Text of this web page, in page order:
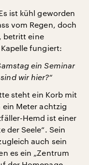
ist kühl geworden
vom Regen, doch
betritt eine
fungiert:
ein Seminar
wir hier?“
steht ein Korb mit
ein Meter achtzig
Hemd ist einer
der Seele“. Sein
auch sein
es ein „Zentrum